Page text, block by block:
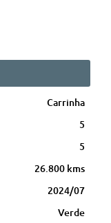
Carrinha
5
5
26.800 kms
2024/07
Verde